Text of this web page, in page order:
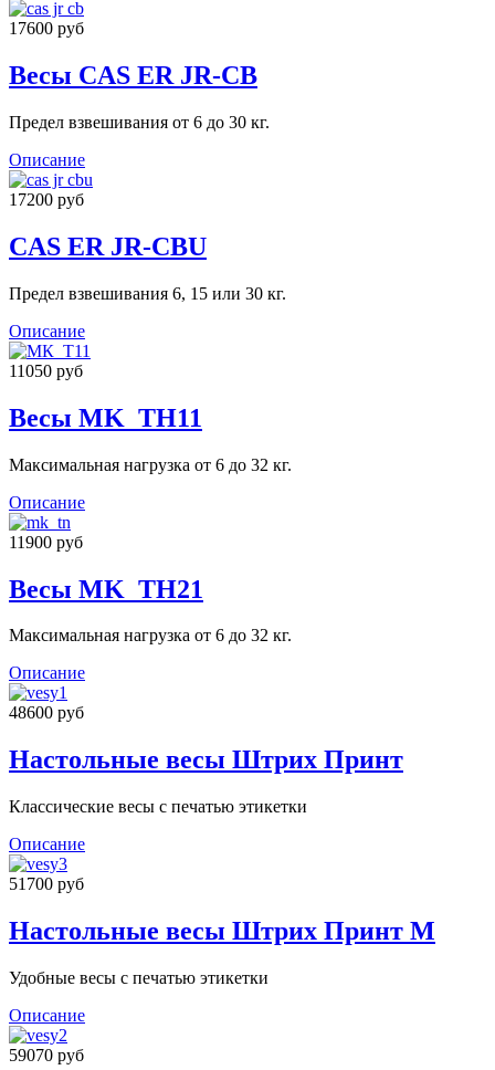
17600 руб
Весы CAS ER JR-CB
Предел взвешивания от 6 до 30 кг.
Описание
17200 руб
CAS ER JR-CBU
Предел взвешивания 6, 15 или 30 кг.
Описание
11050 руб
Весы MK_ТН11
Максимальная нагрузка от 6 до 32 кг.
Описание
11900 руб
Весы MK_ТН21
Максимальная нагрузка от 6 до 32 кг.
Описание
48600 руб
Настольные весы Штрих Принт
Классические весы с печатью этикетки
Описание
51700 руб
Настольные весы Штрих Принт М
Удобные весы с печатью этикетки
Описание
59070 руб